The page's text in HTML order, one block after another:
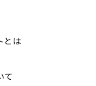
とは
て